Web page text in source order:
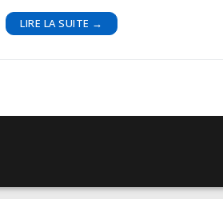
LIRE LA SUITE →